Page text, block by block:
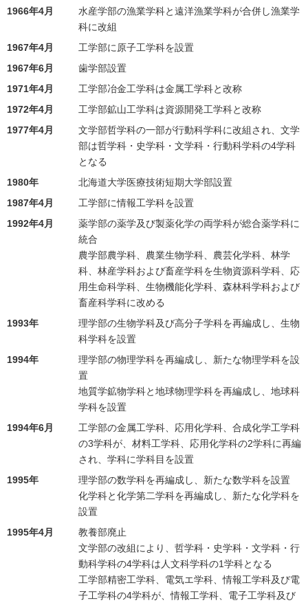
1966年4月
水産学部の漁業学科と遠洋漁業学科が合併し漁業学
科に改組
1967年4月
工学部に原子工学科を設置
1967年6月
歯学部設置
1971年4月
工学部冶金工学科は金属工学科と改称
1972年4月
工学部鉱山工学科は資源開発工学科と改称
1977年4月
文学部哲学科の一部が行動科学科に改組され、文学
部は哲学科・史学科・文学科・行動科学科の4学科
となる
1980年
北海道大学医療技術短期大学部設置
1987年4月
工学部に情報工学科を設置
1992年4月
薬学部の薬学及び製薬化学の両学科が総合薬学科に
統合
農学部農学科、農業生物学科、農芸化学科、林学
科、林産学科および畜産学科を生物資源科学科、応
用生命科学科、生物機能化学科、森林科学科および
畜産科学科に改める
1993年
理学部の生物学科及び高分子学科を再編成し、生物
科学科を設置
1994年
理学部の物理学科を再編成し、新たな物理学科を設
置
地質学鉱物学科と地球物理学科を再編成し、地球科
学科を設置
1994年6月
工学部の金属工学科、応用化学科、合成化学工学科
の3学科が、材料工学科、応用化学科の2学科に再編
され、学科に学科目を設置
1995年
理学部の数学科を再編成し、新たな数学科を設置
化学科と化学第二学科を再編成し、新たな化学科を
設置
1995年4月
教養部廃止
文学部の改組により、哲学科・史学科・文学科・行
動科学科の4学科は人文科学科の1学科となる
工学部精密工学科、電気エ学科、情報工学科及び電
子工学科の4学科が、情報工学科、電子工学科及び